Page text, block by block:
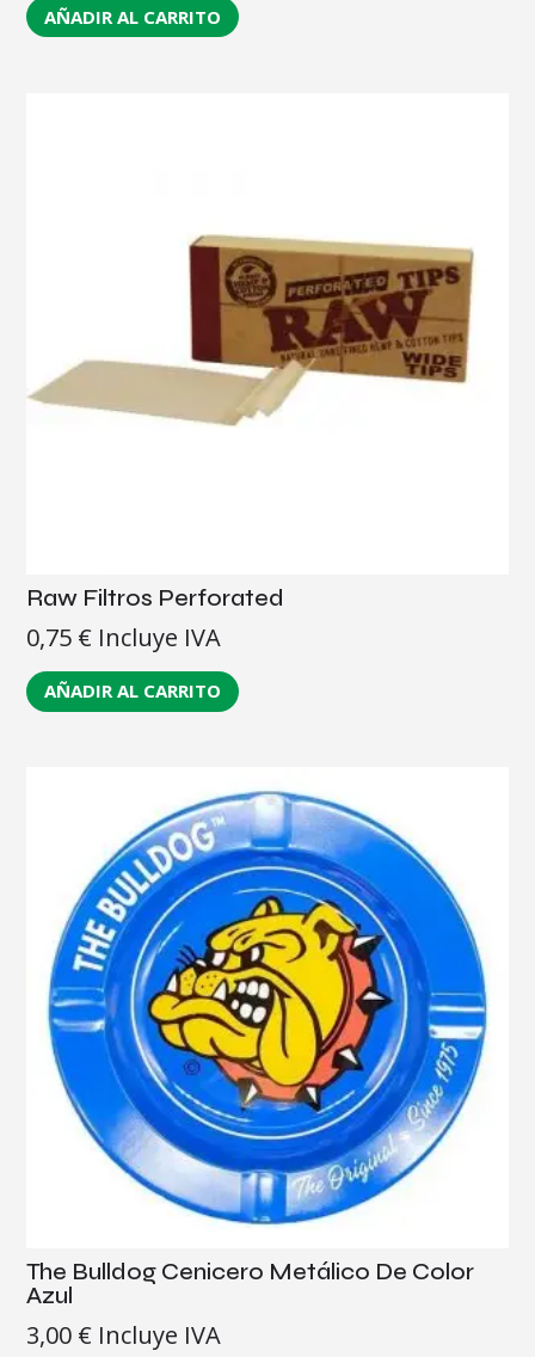
AÑADIR AL CARRITO
Raw Filtros Perforated
0,75 € Incluye IVA
AÑADIR AL CARRITO
The Bulldog Cenicero Metálico De Color
Azul
3,00 € Incluye IVA